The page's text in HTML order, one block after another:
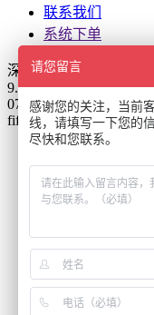
联系我们
系统下单
深圳市龙岗区平湖街
9.00 AM - 6:00PM
0755-83848878
fifi.su@sinorailways.com
0755-83848878
询价下单
请您留言
感谢您的关注，当前
线，请填写一下您的
尽快和您联系。